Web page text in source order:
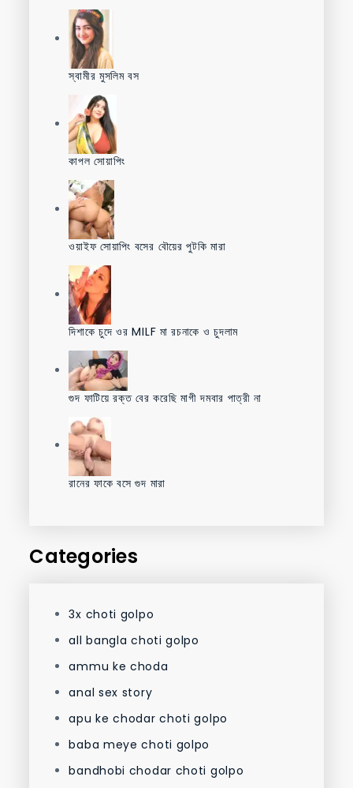
স্বামীর মুসলিম বস
কাপল সোয়াপিং
ওয়াইফ সোয়াপিং বসের বৌয়ের পুটকি মারা
দিশাকে চুদে ওর MILF মা রচনাকে ও চুদলাম
গুদ ফাটিয়ে রক্ত বের করেছি মাগী দমবার পাত্রী না
রানের ফাকে বসে গুদ মারা
Categories
3x choti golpo
all bangla choti golpo
ammu ke choda
anal sex story
apu ke chodar choti golpo
baba meye choti golpo
bandhobi chodar choti golpo